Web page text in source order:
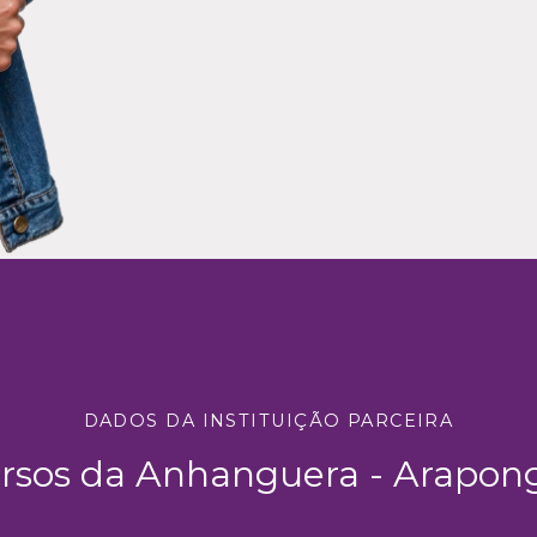
DADOS DA INSTITUIÇÃO PARCEIRA
da Anhanguera -